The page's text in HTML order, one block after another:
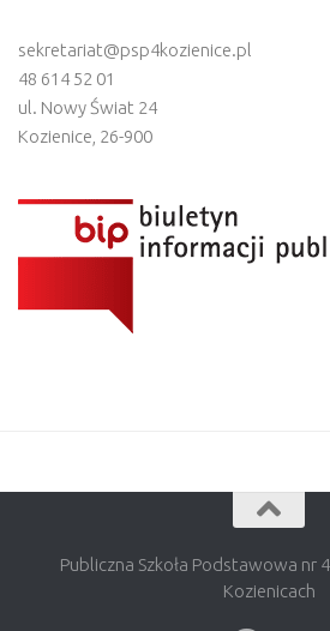
sekretariat@psp4kozienice.pl
48 614 52 01
ul. Nowy Świat 24
Kozienice 26-900
Publiczna Szkoła Podstawowa nr
Kozienicach